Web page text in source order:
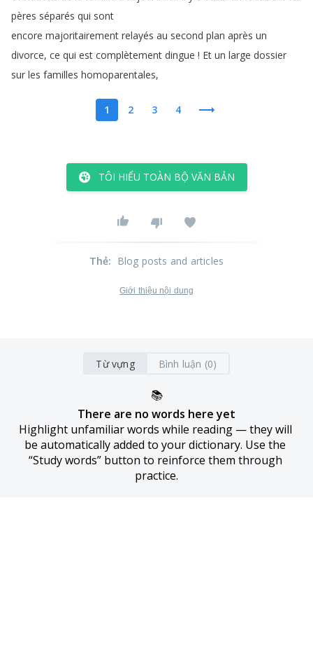
pères séparés qui sont
encore majoritairement relayés au second plan après un
divorce, ce qui est complètement dingue ! Et un large dossier
sur les familles homoparentales,
1 2 3 4
TÔI HIỂU TOÀN BỘ VĂN BẢN
Thẻ: Blog posts and articles
Giới thiệu nội dung
Từ vựng Bình luận (0)
📚
There are no words here yet
Highlight unfamiliar words while reading — they will
be automatically added to your dictionary. Use the
“Study words” button to reinforce them through
practice.